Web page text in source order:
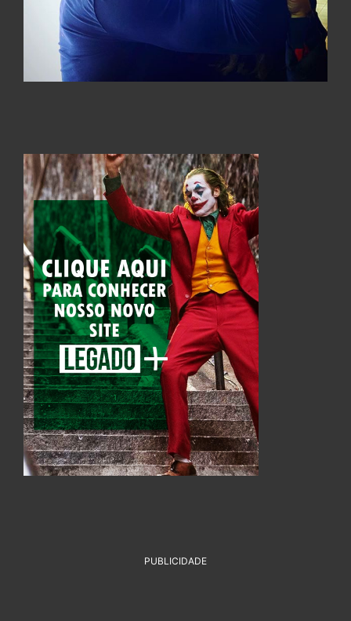
PUBLICIDADE